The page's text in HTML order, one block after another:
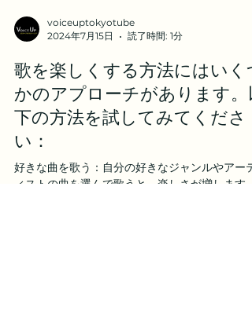
voiceuptokyotube
2024年7月15日
読了時間: 1分
歌を楽しくする方法にはいくつ
かのアプローチがあります。
下の方法を試してみてくださ
い：
好きな曲を歌う：自分の好きなジャンルやアーテ
ィストの曲を選んで歌うと、楽しさが増します。